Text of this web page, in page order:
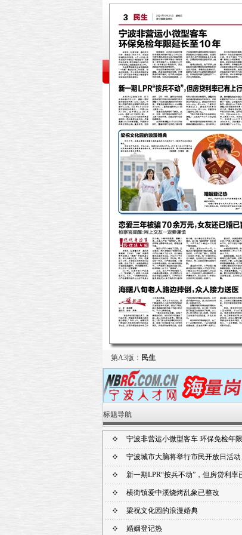
第A3版： 民生
标题导航
宁波非营运小微型客车 环保免检年
宁波城市大脑将举行市民开放日活动
新一期LPR“按兵不动”，但房贷利率
横街镇爱中溪烧烤乱象已整改
梁祝文化园的浪漫婚典
婚姻登记热